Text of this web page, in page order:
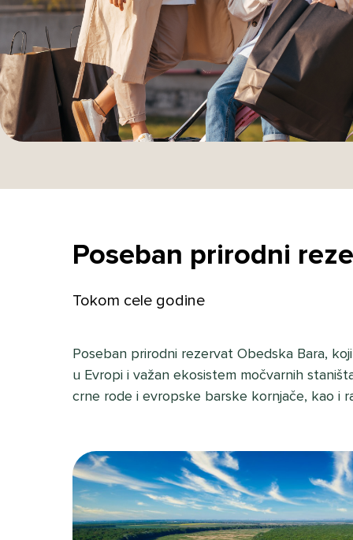
Poseban prirodni
Tokom cele godine
Poseban prirodni rezervat Obedska Bara,
u Evropi i važan ekosistem močvarnih
crne rode i evropske barske kornjače, kao i